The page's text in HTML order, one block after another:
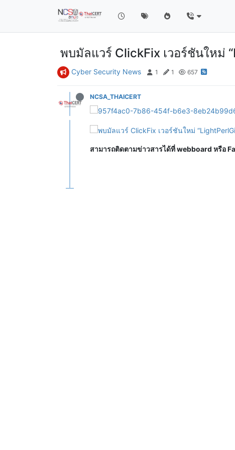
พบมัลแวร์ ClickFix เวอร์ชันใหม่
Cyber Security News 1 1 657
NCSA_THAICERT
สามารถติดตามข่าวสารได้ที่ webboard หรือ